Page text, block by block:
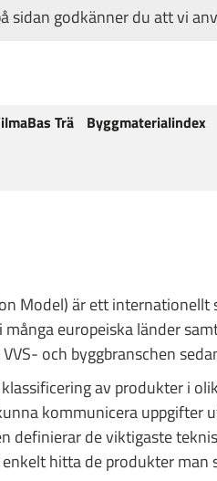
Trä Byggmaterialindex
Model) är ett
europeiska länder
och byggbranschen
av produkter i
kommunicera uppgifter
definierar de viktigaste
hitta de produkter man
sidan godkänner du att vi